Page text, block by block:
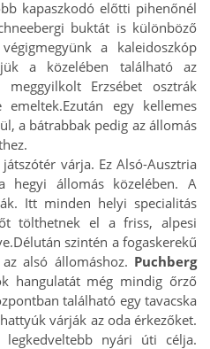
kapaszkodó előtti pihenőnél
buktát is különböző
a kaleidoszkóp
a közelében található az
Erzsébet osztrák
emeltek.Ezután egy kellemes
a bátrabbak pedig az állomás
várja. Ez Alsó-Ausztria
hegyi állomás közelében. A
Itt minden helyi specialitás
tölthetnek el a friss, alpesi
Délután szintén a fogaskerekű
alsó állomáshoz. Puchberg
hangulatát még mindig őrző
található egy tavacska
várják az oda érkezőket.
nyári úti célja.